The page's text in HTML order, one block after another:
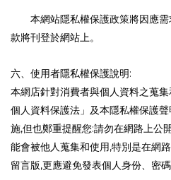
本網站隱私權保護政策將因應需
款將刊登於網站上。
六、使用者隱私權保護說明:
本網店針對消費者與個人資料之蒐
個人資料保護法」及本隱私權保護聲
施,但也鄭重提醒您:請勿在網路上公
能會被他人蒐集和使用,特別是在網
留言版,更應避免發表個人身份、密